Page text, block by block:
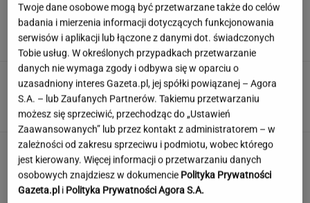
Damięcka dosadnie komentuje upały w
Polsce. "Zasłużyliście"
Quiz wiedzy ogólnej prawda/fałsz. Odróżnisz
fakty od mitów?
To jeden z najczęstszych błędów przed
zagranicznym wyjazdem. O tym wiele osób
zapomina
MATERIAŁ PROMOCYJNY
Twoje dane osobowe mogą być przetwarzane także do celów
badania i mierzenia informacji dotyczących funkcjonowania
serwisów i aplikacji lub łączone z danymi dot. świadczonych
Tobie usług. W określonych przypadkach przetwarzanie
danych nie wymaga zgody i odbywa się w oparciu o
uzasadniony interes Gazeta.pl, jej spółki powiązanej – Agora
S.A. – lub Zaufanych Partnerów. Takiemu przetwarzaniu
możesz się sprzeciwić, przechodząc do „Ustawień
Zaawansowanych” lub przez kontakt z administratorem – w
zależności od zakresu sprzeciwu i podmiotu, wobec którego
jest kierowany. Więcej informacji o przetwarzaniu danych
osobowych znajdziesz w dokumencie Polityka Prywatności
Gazeta.pl i Polityka Prywatności Agora S.A.